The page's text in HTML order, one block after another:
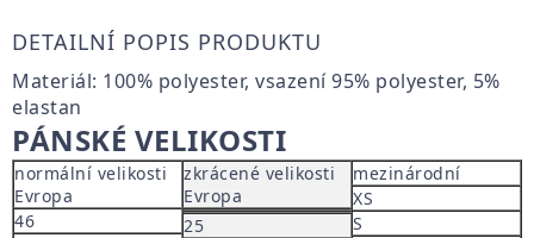
DETAILNÍ POPIS PRODUKTU
Materiál: 100% polyester, vsazení 95% polyester, 5%
elastan
PÁNSKÉ VELIKOSTI
normální velikosti
Evropa
46
zkrácené velikosti
Evropa
25
mezinárodní
XS
S